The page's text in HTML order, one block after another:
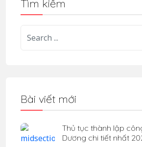
Tìm kiếm
Bài viết mới
Thủ tục thành lập
Dương chi tiết nhất